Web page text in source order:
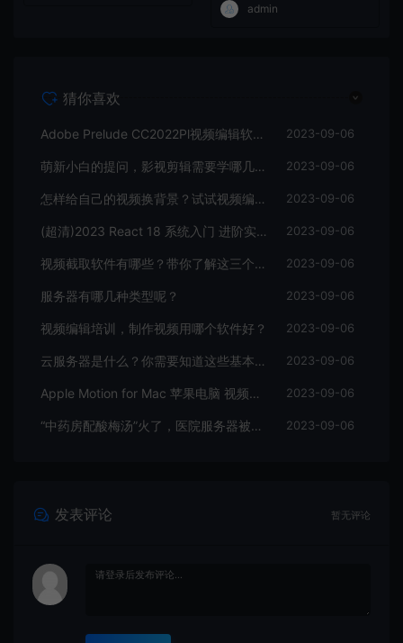
admin
猜你喜欢
Adobe Prelude CC2022Pl视频编辑软件中文直装版 2023-09-06
萌新小白的提问，影视剪辑需要学哪几个软件？ 2023-09-06
怎样给自己的视频换背景？试试视频编辑软件 2023-09-06
(超清)2023 React 18 系统入门 进阶实战《欢乐购》 2023-09-06
视频截取软件有哪些？带你了解这三个视频编辑软件 2023-09-06
服务器有哪几种类型呢？ 2023-09-06
视频编辑培训，制作视频用哪个软件好？ 2023-09-06
云服务器是什么？你需要知道这些基本知识 2023-09-06
Apple Motion for Mac 苹果电脑 视频编辑软件 2023-09-06
“中药房配酸梅汤”火了，医院服务器被挤爆，网友：更适合中国宝宝体质 2023-09-06
发表评论 暂无评论